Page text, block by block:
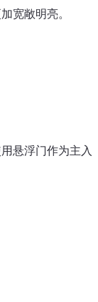
宽敞明亮。
悬浮门作为主入